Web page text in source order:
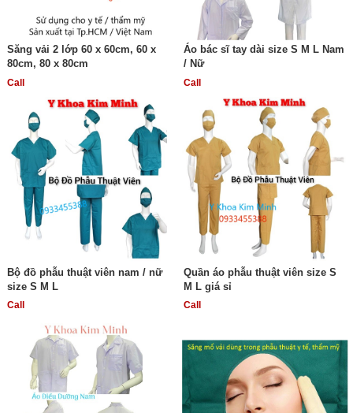
Săng vải 2 lớp 60 x 60cm, 60 x
80cm, 80 x 80cm
Call
Áo bác sĩ tay dài size S M L Nam
/ Nữ
Call
Bộ đồ phẫu thuật viên nam / nữ
size S M L
Call
Quần áo phẫu thuật viên size S
M L giá sỉ
Call